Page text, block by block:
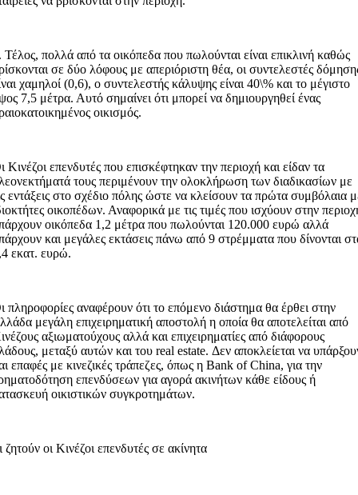
Τέλος, πολλά από τα οικόπεδα που πωλούνται είναι επικλινή καθώς
σε δύο λόφους με απεριόριστη θέα, οι συντελεστές
χαμηλοί (0,6), ο συντελεστής κάλυψης είναι 40\% και το μέγιστο
7,5 μέτρα. Αυτό σημαίνει ότι μπορεί να δημιουργηθεί ένας
οικισμός.
Κινέζοι επενδυτές που επισκέφτηκαν την περιοχή και είδαν τα
τους περιμένουν την ολοκλήρωση των διαδικασίων με
εντάξεις στο σχέδιο πόλης ώστε να κλείσουν τα πρώτα συμβόλαια
οικοπέδων. Αναφορικά με τις τιμές που ισχύουν στην
οικόπεδα 1,2 μέτρα που πωλούνται 120.000 ευρώ αλλά
και μεγάλες εκτάσεις πάνω από 9 στρέμματα που δίνονται
εκατ. ευρώ.
πληροφορίες αναφέρουν ότι το επόμενο διάστημα θα έρθει στην
μεγάλη επιχειρηματική αποστολή η οποία θα αποτελείται από
αξιωματούχους αλλά και επιχειρηματίες από διάφορους
μεταξύ αυτών και του real estate. Δεν αποκλείεται να
επαφές με κινεζικές τράπεζες, όπως η Bank οf China, για την
επενδύσεων για αγορά ακινήτων κάθε είδους ή
οικιστικών συγκροτημάτων.
ζητούν οι Κινέζοι επενδυτές σε ακίνητα